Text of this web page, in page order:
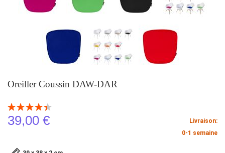
Oreiller Coussin DAW-DAR
Notation:
90
% of100
39,00 €
Livraison:
0-1 semaine